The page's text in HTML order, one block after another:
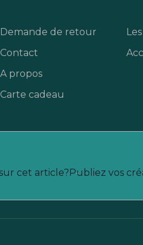
Demande de retour
Contact
A propos
Carte cadeau
cet article?Publiez vos